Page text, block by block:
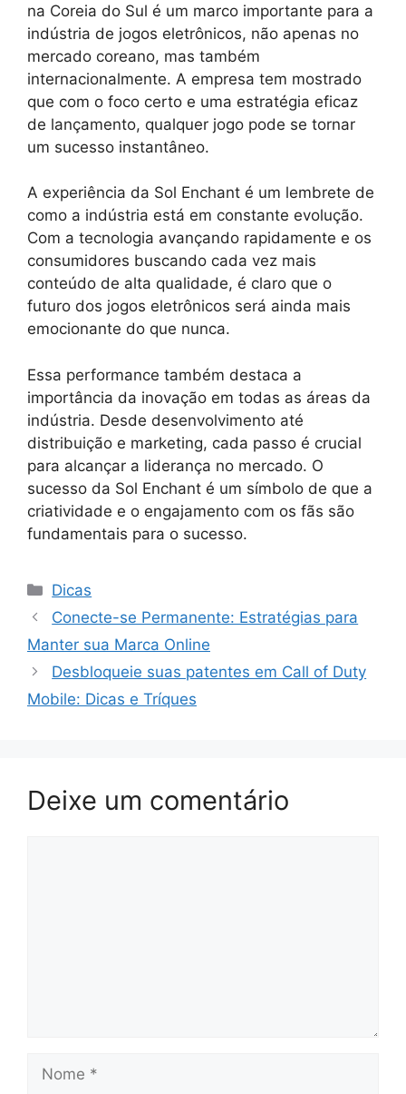
na Coreia do Sul é um marco importante para a
indústria de jogos eletrônicos, não apenas no
mercado coreano, mas também
internacionalmente. A empresa tem mostrado
que com o foco certo e uma estratégia eficaz
de lançamento, qualquer jogo pode se tornar
um sucesso instantâneo.
A experiência da Sol Enchant é um lembrete de
como a indústria está em constante evolução.
Com a tecnologia avançando rapidamente e os
consumidores buscando cada vez mais
conteúdo de alta qualidade, é claro que o
futuro dos jogos eletrônicos será ainda mais
emocionante do que nunca.
Essa performance também destaca a
importância da inovação em todas as áreas da
indústria. Desde desenvolvimento até
distribuição e marketing, cada passo é crucial
para alcançar a liderança no mercado. O
sucesso da Sol Enchant é um símbolo de que a
criatividade e o engajamento com os fãs são
fundamentais para o sucesso.
Categorias
Dicas
Conecte-se Permanente: Estratégias para
Manter sua Marca Online
Desbloqueie suas patentes em Call of Duty
Mobile: Dicas e Tríques
Deixe um comentário